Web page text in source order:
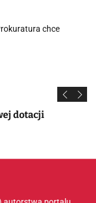
chce
dotacji